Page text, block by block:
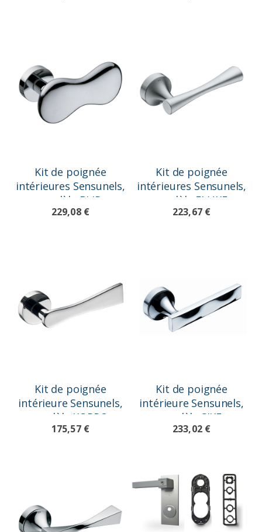
Kit de poignée
intérieures Sensunels,
modèle BLIP
229,08 €
Kit de poignée
intérieures Sensunels,
modèle FLUKE
223,67 €
Kit de poignée
intérieure Sensunels,
modèle KORPO
175,57 €
Kit de poignée
intérieure Sensunels,
modèle SIKE
233,02 €